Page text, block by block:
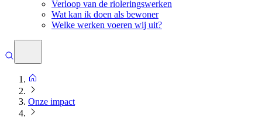
Verloop van de rioleringswerken
Wat kan ik doen als bewoner
Welke werken voeren wij uit?
Onze impact